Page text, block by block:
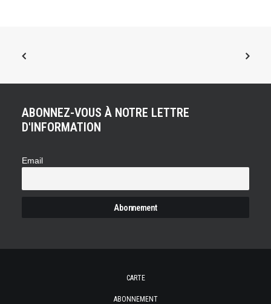
ABONNEZ-VOUS À NOTRE LETTRE
D'INFORMATION
Email
CARTE
ABONNEMENT